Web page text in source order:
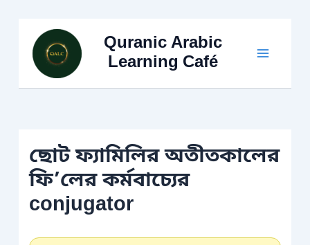
to
content
Quranic Arabic
Learning Café
ছোট ফ্যামিলির অতীতকালের
ফি’লের কর্মবাচ্যের
conjugator